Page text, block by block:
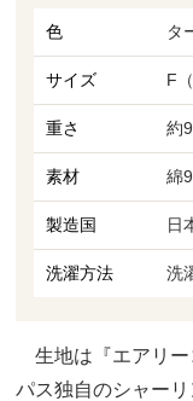
色 タ
サイズ F
重さ 約
素材 綿
製造国 日
洗濯方法 洗
生地は『エアリー
パス独自のシャー